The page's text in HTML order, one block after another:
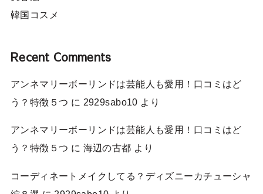
韓国コスメ
Recent Comments
アンネマリーボーリンドは芸能人も愛用！口コミはど
う？特徴５つ に 2929sabo10 より
アンネマリーボーリンドは芸能人も愛用！口コミはど
う？特徴５つ に 海辺の古都 より
コーディネートメイクしてる？ディズニーカチューシャ